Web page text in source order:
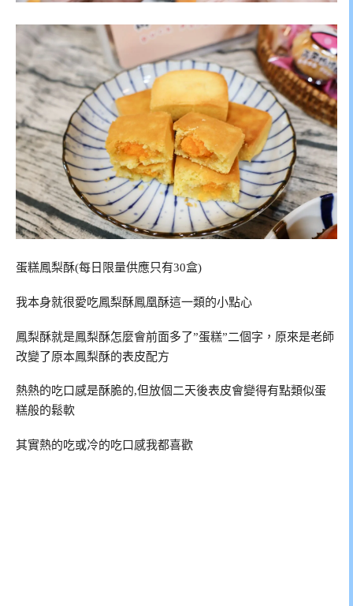
蛋糕鳳梨酥(每日限量供應只有30盒)
我本身就很愛吃鳳梨酥鳳凰酥這一類的小點心
鳳梨酥就是鳳梨酥怎麼會前面多了”蛋糕”二個字，原來是老師
改變了原本鳳梨酥的表皮配方
熱熱的吃口感是酥脆的,但放個二天後表皮會變得有點類似蛋
糕般的鬆軟
其實熱的吃或冷的吃口感我都喜歡